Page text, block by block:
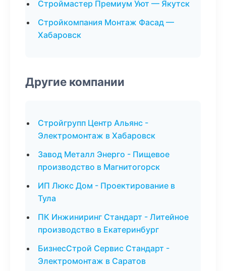
Строймастер Премиум Уют — Якутск
Стройкомпания Монтаж Фасад —
Хабаровск
Другие компании
Стройгрупп Центр Альянс -
Электромонтаж в Хабаровск
Завод Металл Энерго - Пищевое
производство в Магнитогорск
ИП Люкс Дом - Проектирование в
Тула
ПК Инжиниринг Стандарт - Литейное
производство в Екатеринбург
БизнесСтрой Сервис Стандарт -
Электромонтаж в Саратов